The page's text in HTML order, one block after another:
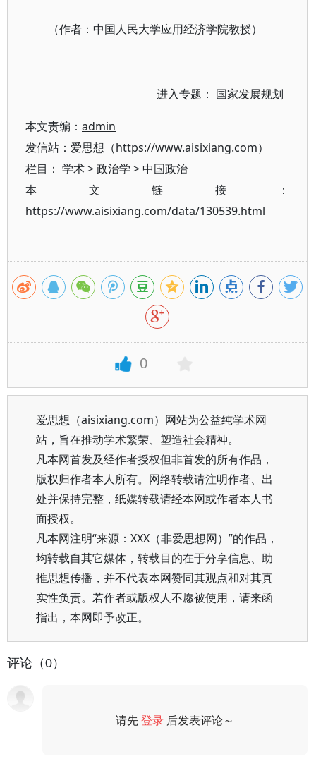
（作者：中国人民大学应用经济学院教授）
进入专题： 国家发展规划
本文责编： admin
发信站：爱思想（https://www.aisixiang.com）
栏目： 学术>政治学 >中国政治
本文链接：
https://www.aisixiang.com/data/130539.html
0
爱思想（aisixiang.com）网站为公益纯学术网
站，旨在推动学术繁荣、塑造社会精神。
凡本网首发及经作者授权但非首发的所有作品，
版权归作者本人所有。网络转载请注明作者、出
处并保持完整，纸媒转载请经本网或作者本人书
面授权。
凡本网注明“来源：XXX（非爱思想网）”的作品，
均转载自其它媒体，转载目的在于分享信息、助
推思想传播，并不代表本网赞同其观点和对其真
实性负责。若作者或版权人不愿被使用，请来函
指出，本网即予改正。
评论（0）
请先登录 后发表评论～